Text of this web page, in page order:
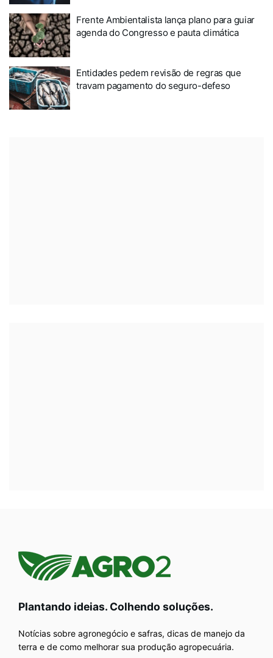
Frente Ambientalista lança plano para guiar
agenda do Congresso e pauta climática
Entidades pedem revisão de regras que
travam pagamento do seguro-defeso
Plantando ideias. Colhendo soluções.
Notícias sobre agronegócio e safras, dicas de manejo da
terra e de como melhorar sua produção agropecuária.